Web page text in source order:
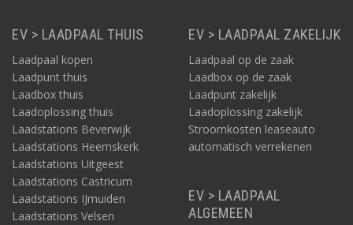
EV > LAADPAAL THUIS
Laadpaal kopen
Laadpunt thuis
Laadbox thuis
Laadoplossing thuis
Laadstations Beverwijk
Laadstations Heemskerk
Laadstations Uitgeest
Laadstations Castricum
Laadstations IJmuiden
Laadstations Velsen
EV > LAADPAAL ZAKELIJK
Laadpaal op de zaak
Laadbox op de zaak
Laadpunt zakelijk
Laadoplossing zakelijk
Stroomkosten leaseauto
automatisch verrekenen
EV > LAADPAAL
ALGEMEEN